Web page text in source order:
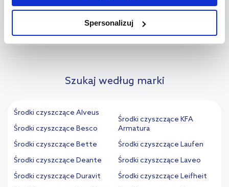
na sposób dostarczania treści niedostosowanych do potrzeb
informacji na temat plików cookie i tego, dlaczego ich przepisy,
przejdź do zakładek „Informacje o plikach cookie”.
Spersonalizuj
Która forma będzie najlepsza: spray, żel,
pianka czy koncentrat, jeśli zależy mi na
Szukaj według marki
Środki czyszczące Alveus
Środki czyszczące Besco
Środki czyszczące Bette
Środki czyszczące Deante
Środki czyszczące Duravit
Środki czyszczące KFA
Armatura
Środki czyszczące Laufen
Środki czyszczące Laveo
Środki czyszczące Leifheit